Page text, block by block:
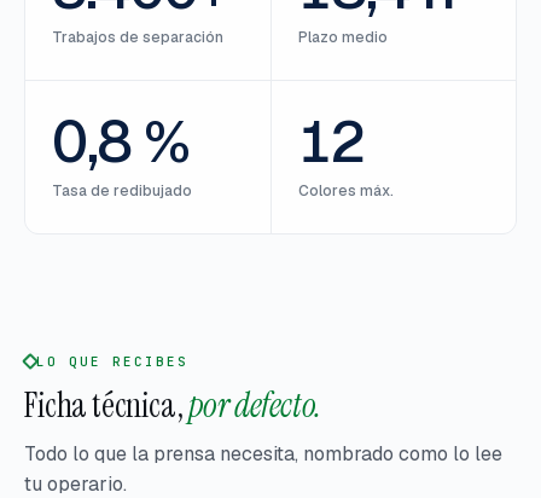
Trabajos de separación Plazo medio
0,8 %
Tasa de redibujado
12
Colores máx.
LO QUE RECIBES
Ficha técnica,por defecto.
Todo lo que la prensa necesita, nombrado como lo lee
tu operario.